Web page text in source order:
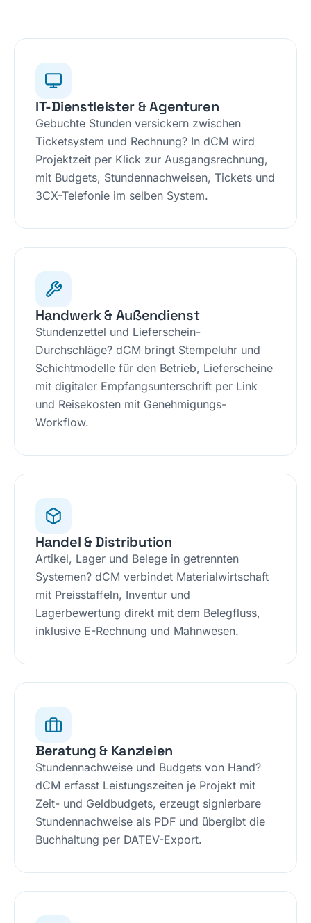
IT-Dienstleister & Agenturen
Gebuchte Stunden versickern zwischen
Ticketsystem und Rechnung? In dCM wird
Projektzeit per Klick zur Ausgangsrechnung,
mit Budgets, Stundennachweisen, Tickets und
3CX-Telefonie im selben System.
Handwerk & Außendienst
Stundenzettel und Lieferschein-
Durchschläge? dCM bringt Stempeluhr und
Schichtmodelle für den Betrieb, Lieferscheine
mit digitaler Empfangsunterschrift per Link
und Reisekosten mit Genehmigungs-
Workflow.
Handel & Distribution
Artikel, Lager und Belege in getrennten
Systemen? dCM verbindet Materialwirtschaft
mit Preisstaffeln, Inventur und
Lagerbewertung direkt mit dem Belegfluss,
inklusive E-Rechnung und Mahnwesen.
Beratung & Kanzleien
Stundennachweise und Budgets von Hand?
dCM erfasst Leistungszeiten je Projekt mit
Zeit- und Geldbudgets, erzeugt signierbare
Stundennachweise als PDF und übergibt die
Buchhaltung per DATEV-Export.